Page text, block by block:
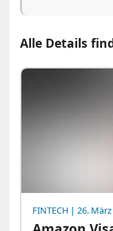
Alle Details
FINTECH | 26.